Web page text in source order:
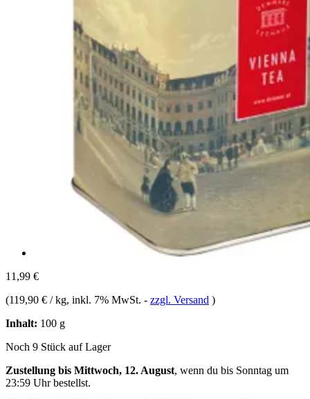
11,99 €
(119,90 € / kg, inkl. 7% MwSt. - zzgl. Versand )
Inhalt: 100 g
Noch 9 Stück auf Lager
Zustellung bis Mittwoch, 12. August, wenn du bis Sonntag um
23:59 Uhrbestellst.